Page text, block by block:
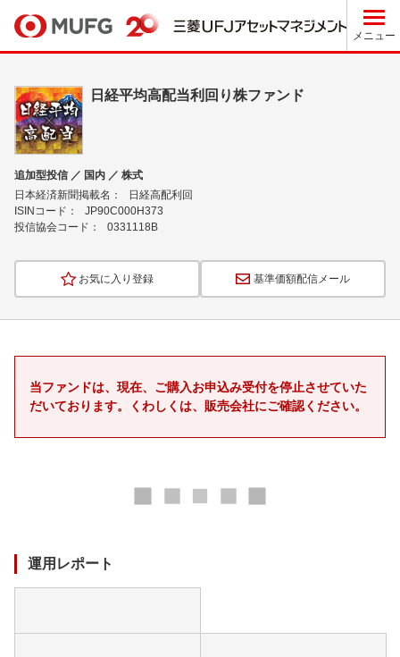
メニュー
日経平均高配当利回り株ファンド
追加型投信 ／ 国内 ／ 株式
日本経済新聞掲載名：
日経高配利回
ISINコード：
JP90C000H373
投信協会コード：
0331118B
お気に入り登録 基準価額配信メール
当ファンドは、現在、ご購入お申込み受付を停止させていた
だいております。くわしくは、販売会社にご確認ください。
運用レポート